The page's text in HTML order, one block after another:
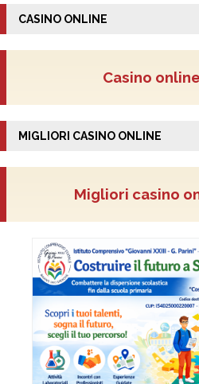
CASINO ONLINE
Casino
MIGLIORI CASINO ONLINE
Migliori casino